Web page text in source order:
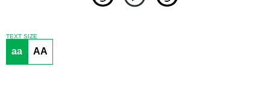
TEXT SIZE
aa AA